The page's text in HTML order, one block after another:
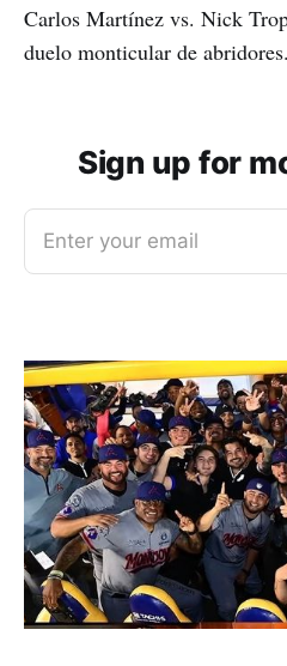
Carlos Martínez vs. Nick
duelo monticular de abridores.
Sign up for
Enter your email